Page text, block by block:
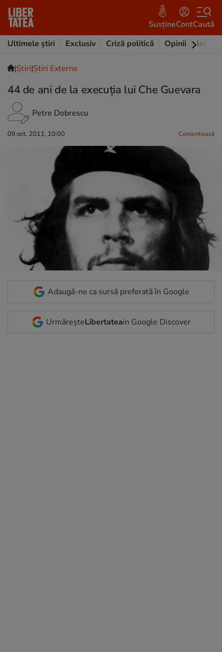
SusțineContCaută
Ultimele știri
Exclusiv Criză politică Opinii
|Ştiri|Știri Externe
44 de ani de la execuţia lui Che Guevara
Petre Dobrescu
09 oct. 2011, 10:00 Comentează
Adaugă-ne ca sursă preferată în Google
UrmăreșteLibertateain Google Discover